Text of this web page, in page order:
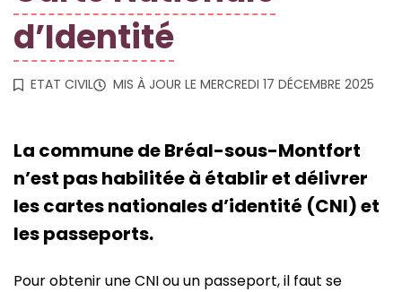
d’Identité
ETAT CIVIL MIS À JOUR LE MERCREDI 17 DÉCEMBRE 2025
La commune de Bréal-sous-Montfort
n’est pas habilitée à établir et délivrer
les cartes nationales d’identité (CNI) et
les passeports.
Pour obtenir une CNI ou un passeport, il faut se